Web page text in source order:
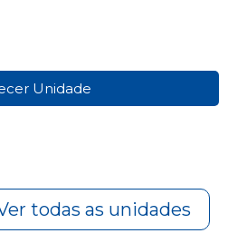
Unidade
todas as unidades